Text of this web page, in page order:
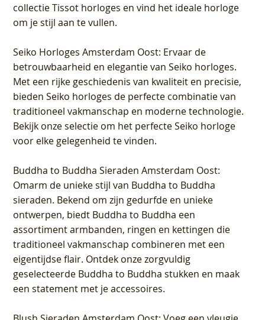
collectie Tissot horloges en vind het ideale horloge
om je stijl aan te vullen.
Seiko Horloges Amsterdam Oost: Ervaar de
betrouwbaarheid en elegantie van Seiko horloges.
Met een rijke geschiedenis van kwaliteit en precisie,
bieden Seiko horloges de perfecte combinatie van
traditioneel vakmanschap en moderne technologie.
Bekijk onze selectie om het perfecte Seiko horloge
voor elke gelegenheid te vinden.
Buddha to Buddha Sieraden Amsterdam Oost:
Omarm de unieke stijl van Buddha to Buddha
sieraden. Bekend om zijn gedurfde en unieke
ontwerpen, biedt Buddha to Buddha een
assortiment armbanden, ringen en kettingen die
traditioneel vakmanschap combineren met een
eigentijdse flair. Ontdek onze zorgvuldig
geselecteerde Buddha to Buddha stukken en maak
een statement met je accessoires.